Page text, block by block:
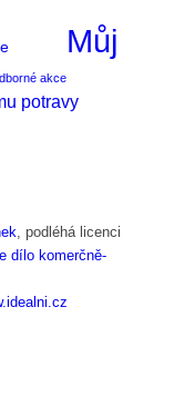
Můj
akce
potravy
, podléhá licenci
dílo komerčně-